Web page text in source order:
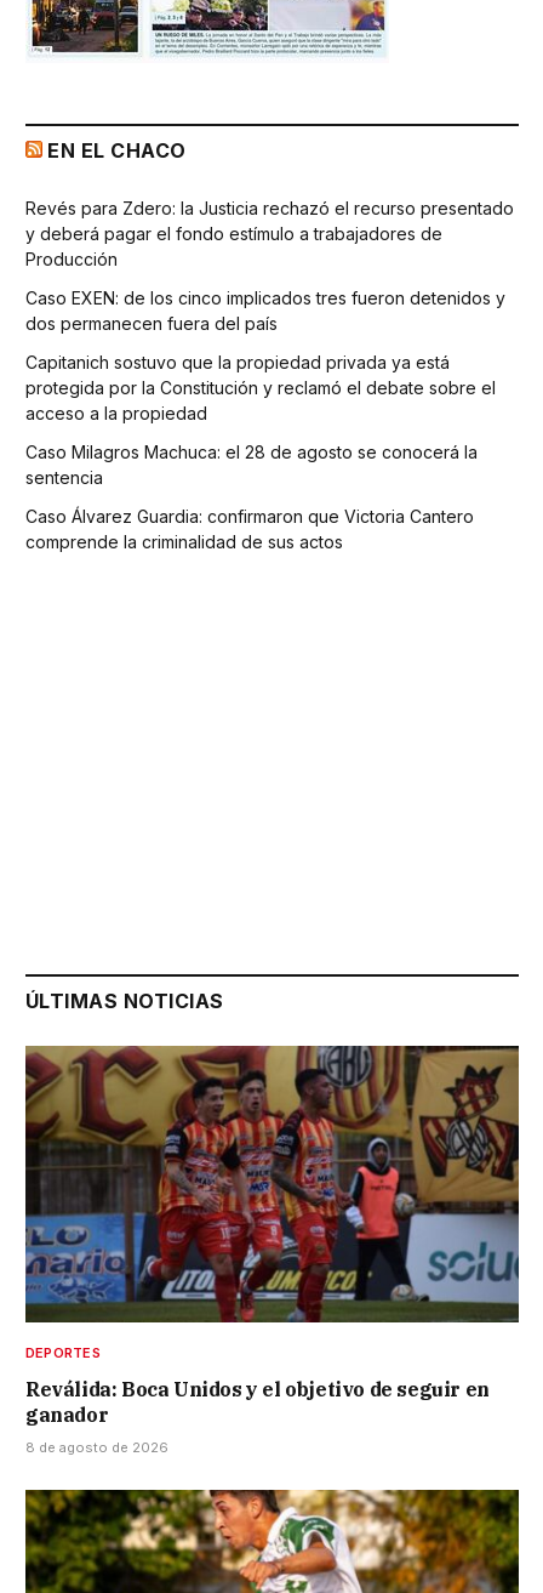
EN EL CHACO
Revés para Zdero: la Justicia rechazó el recurso presentado
y deberá pagar el fondo estímulo a trabajadores de
Producción
Caso EXEN: de los cinco implicados tres fueron detenidos y
dos permanecen fuera del país
Capitanich sostuvo que la propiedad privada ya está
protegida por la Constitución y reclamó el debate sobre el
acceso a la propiedad
Caso Milagros Machuca: el 28 de agosto se conocerá la
sentencia
Caso Álvarez Guardia: confirmaron que Victoria Cantero
comprende la criminalidad de sus actos
ÚLTIMAS NOTICIAS
DEPORTES
Reválida: Boca Unidos y el objetivo de seguir en
ganador
8 de agosto de 2026